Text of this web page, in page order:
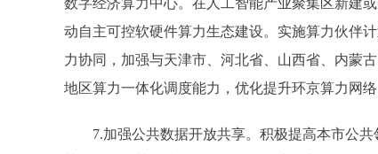
数字经济算力中心。在人工智能产业聚集区新建
动自主可控软硬件算力生态建设。实施算力伙伴
力协同，加强与天津市、河北省、山西省、内蒙
地区算力一体化调度能力，优化提升环京算力网络
7.加强公共数据开放共享。积极提高本市公共